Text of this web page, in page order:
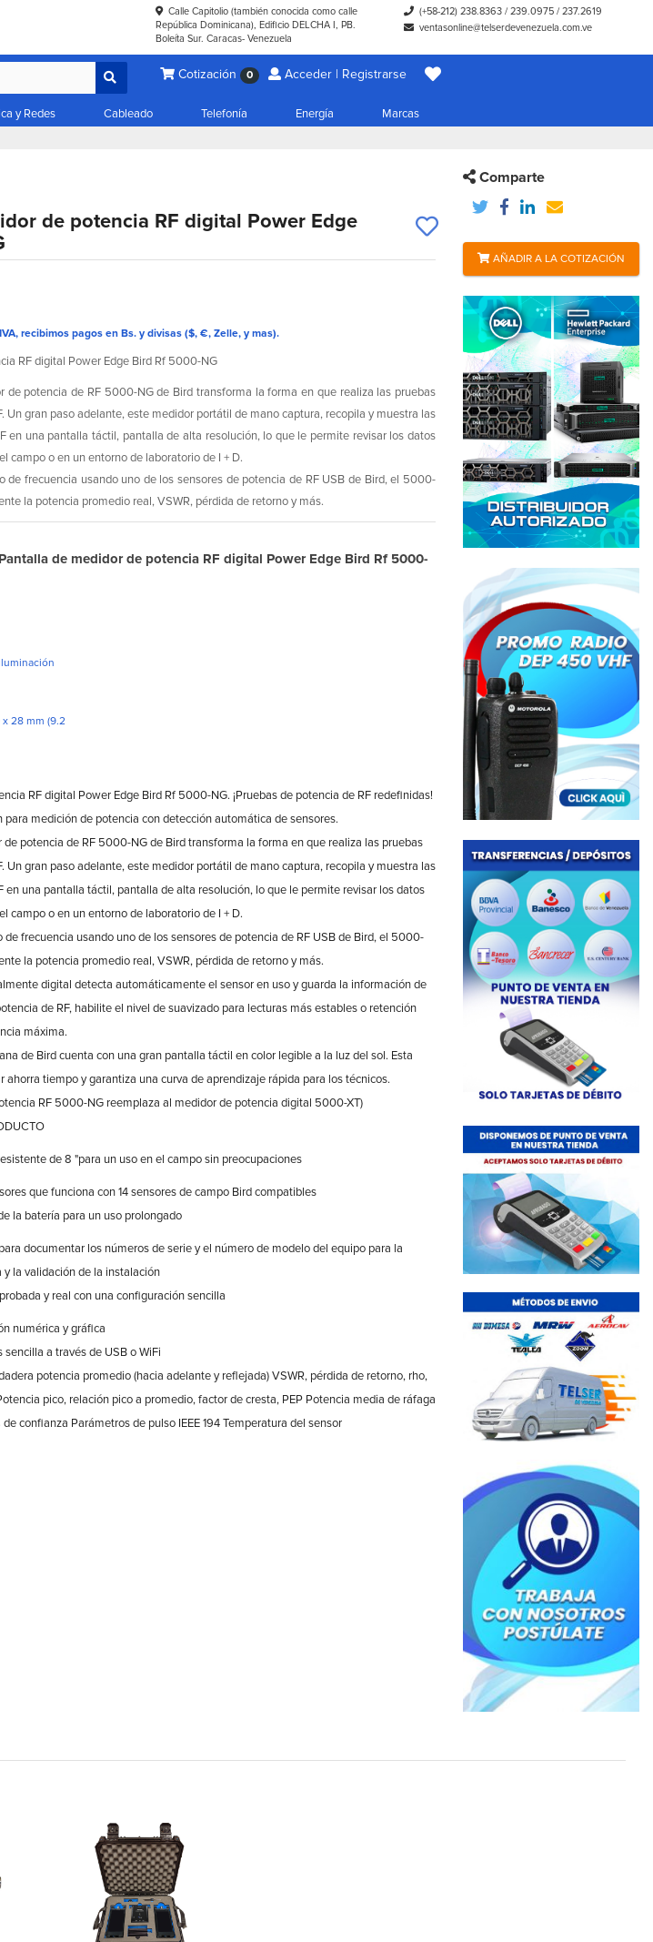
Calle Capitolio (también conocida como calle
República Dominicana), Edificio DELCHA I, PB.
Boleíta Sur. Caracas- Venezuela
(+58-212) 238.8363 /239.0975 /237.2619
ventasonline@telserdevenezuela.com.ve
Cotización 0 Acceder | Registrarse
y Redes Cableado Telefonía Energía Marcas
de potencia RF digital Power Edge
recibimos pagos en Bs. y divisas ($, €, Zelle, y mas).
RF digital Power Edge Bird Rf 5000-NG
de potencia de RF 5000-NG de Bird transforma la forma en que realiza las pruebas
Un gran paso adelante, este medidor portátil de mano captura, recopila y muestra las
en una pantalla táctil, pantalla de alta resolución, lo que le permite revisar los datos
campo o en un entorno de laboratorio de I + D.
de frecuencia usando uno de los sensores de potencia de RF USB de Bird, el 5000-
la potencia promedio real, VSWR, pérdida de retorno y más.
de medidor de potencia RF digital Power Edge Bird Rf 5000-
x 28 mm (9.2
RF digital Power Edge Bird Rf 5000-NG. ¡Pruebas de potencia de RF redefinidas!
medición de potencia con detección automática de sensores.
potencia de RF 5000-NG de Bird transforma la forma en que realiza las pruebas
Un gran paso adelante, este medidor portátil de mano captura, recopila y muestra las
en una pantalla táctil, pantalla de alta resolución, lo que le permite revisar los datos
campo o en un entorno de laboratorio de I + D.
frecuencia usando uno de los sensores de potencia de RF USB de Bird, el 5000-
la potencia promedio real, VSWR, pérdida de retorno y más.
digital detecta automáticamente el sensor en uso y guarda la información de
de RF, habilite el nivel de suavizado para lecturas más estables o retención
máxima.
de Bird cuenta con una gran pantalla táctil en color legible a la luz del sol. Esta
ahorra tiempo y garantiza una curva de aprendizaje rápida para los técnicos.
RF 5000-NG reemplaza al medidor de potencia digital 5000-XT)
de 8 "para un uso en el campo sin preocupaciones
que funciona con 14 sensores de campo Bird compatibles
la batería para un uso prolongado
documentar los números de serie y el número de modelo del equipo para la
la validación de la instalación
y real con una configuración sencilla
numérica y gráfica
a través de USB o WiFi
potencia promedio (hacia adelante y reflejada) VSWR, pérdida de retorno, rho,
pico, relación pico a promedio, factor de cresta, PEP Potencia media de ráfaga
de confianza Parámetros de pulso IEEE 194 Temperatura del sensor
Comparte
AÑADIR A LA COTIZACIÓN